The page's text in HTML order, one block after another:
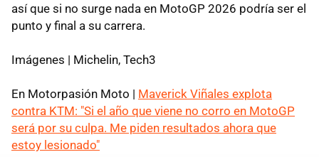
así que si no surge nada en MotoGP 2026 podría ser el
punto y final a su carrera.
Imágenes | Michelin, Tech3
En Motorpasión Moto | Maverick Viñales explota
contra KTM: "Si el año que viene no corro en MotoGP
será por su culpa. Me piden resultados ahora que
estoy lesionado"